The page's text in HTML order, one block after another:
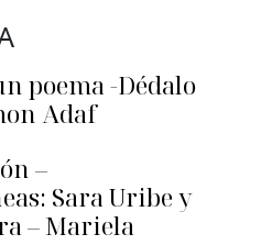
poema -Dédalo
Adaf
–
Sara Uribe y
– Mariela